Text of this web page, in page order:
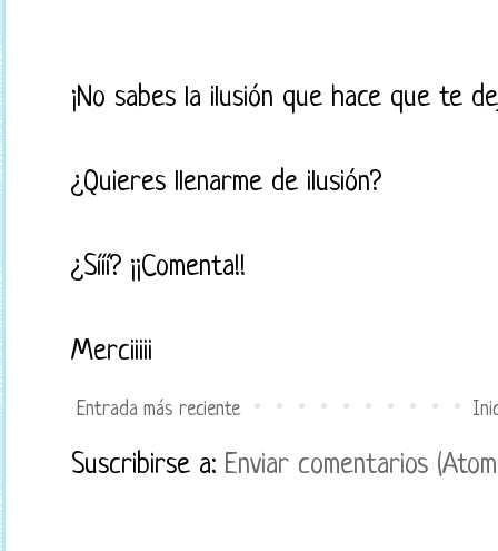
¡No sabes la ilusión que hace que te
¿Quieres llenarme de ilusión?
¿Sííí? ¡¡Comenta!!
Merciiiii
Entrada más reciente
Suscribirse a: Enviar comentarios